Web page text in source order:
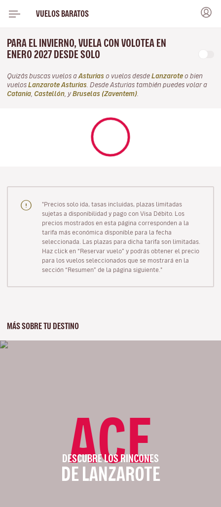
VUELOS BARATOS
PARA EL INVIERNO, VUELA CON VOLOTEA EN
ENERO 2027 DESDE SOLO
Quizás buscas vuelos a Asturias o vuelos desde Lanzarote o bien
vuelos Lanzarote Asturias . Desde Asturias también puedes volar a
Catania Castellón , y Bruselas (Zaventem)
"Precios solo ida, tasas incluidas, plazas limitadas
sujetas a disponibilidad y pago con Visa Débito. Los
precios mostrados en esta página corresponden a la
tarifa más económica disponible para la fecha
seleccionada. Las plazas para dicha tarifa son limitadas.
Haz click en “Reservar vuelo” y podrás obtener el precio
para los vuelos seleccionados que se mostrará en la
sección “Resumen” de la página siguiente."
MÁS SOBRE TU DESTINO
ACE
DESCUBRE LOS RINCONES
DE LANZAROTE